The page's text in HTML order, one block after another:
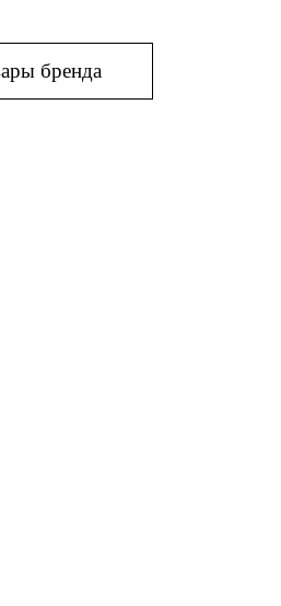
бренда